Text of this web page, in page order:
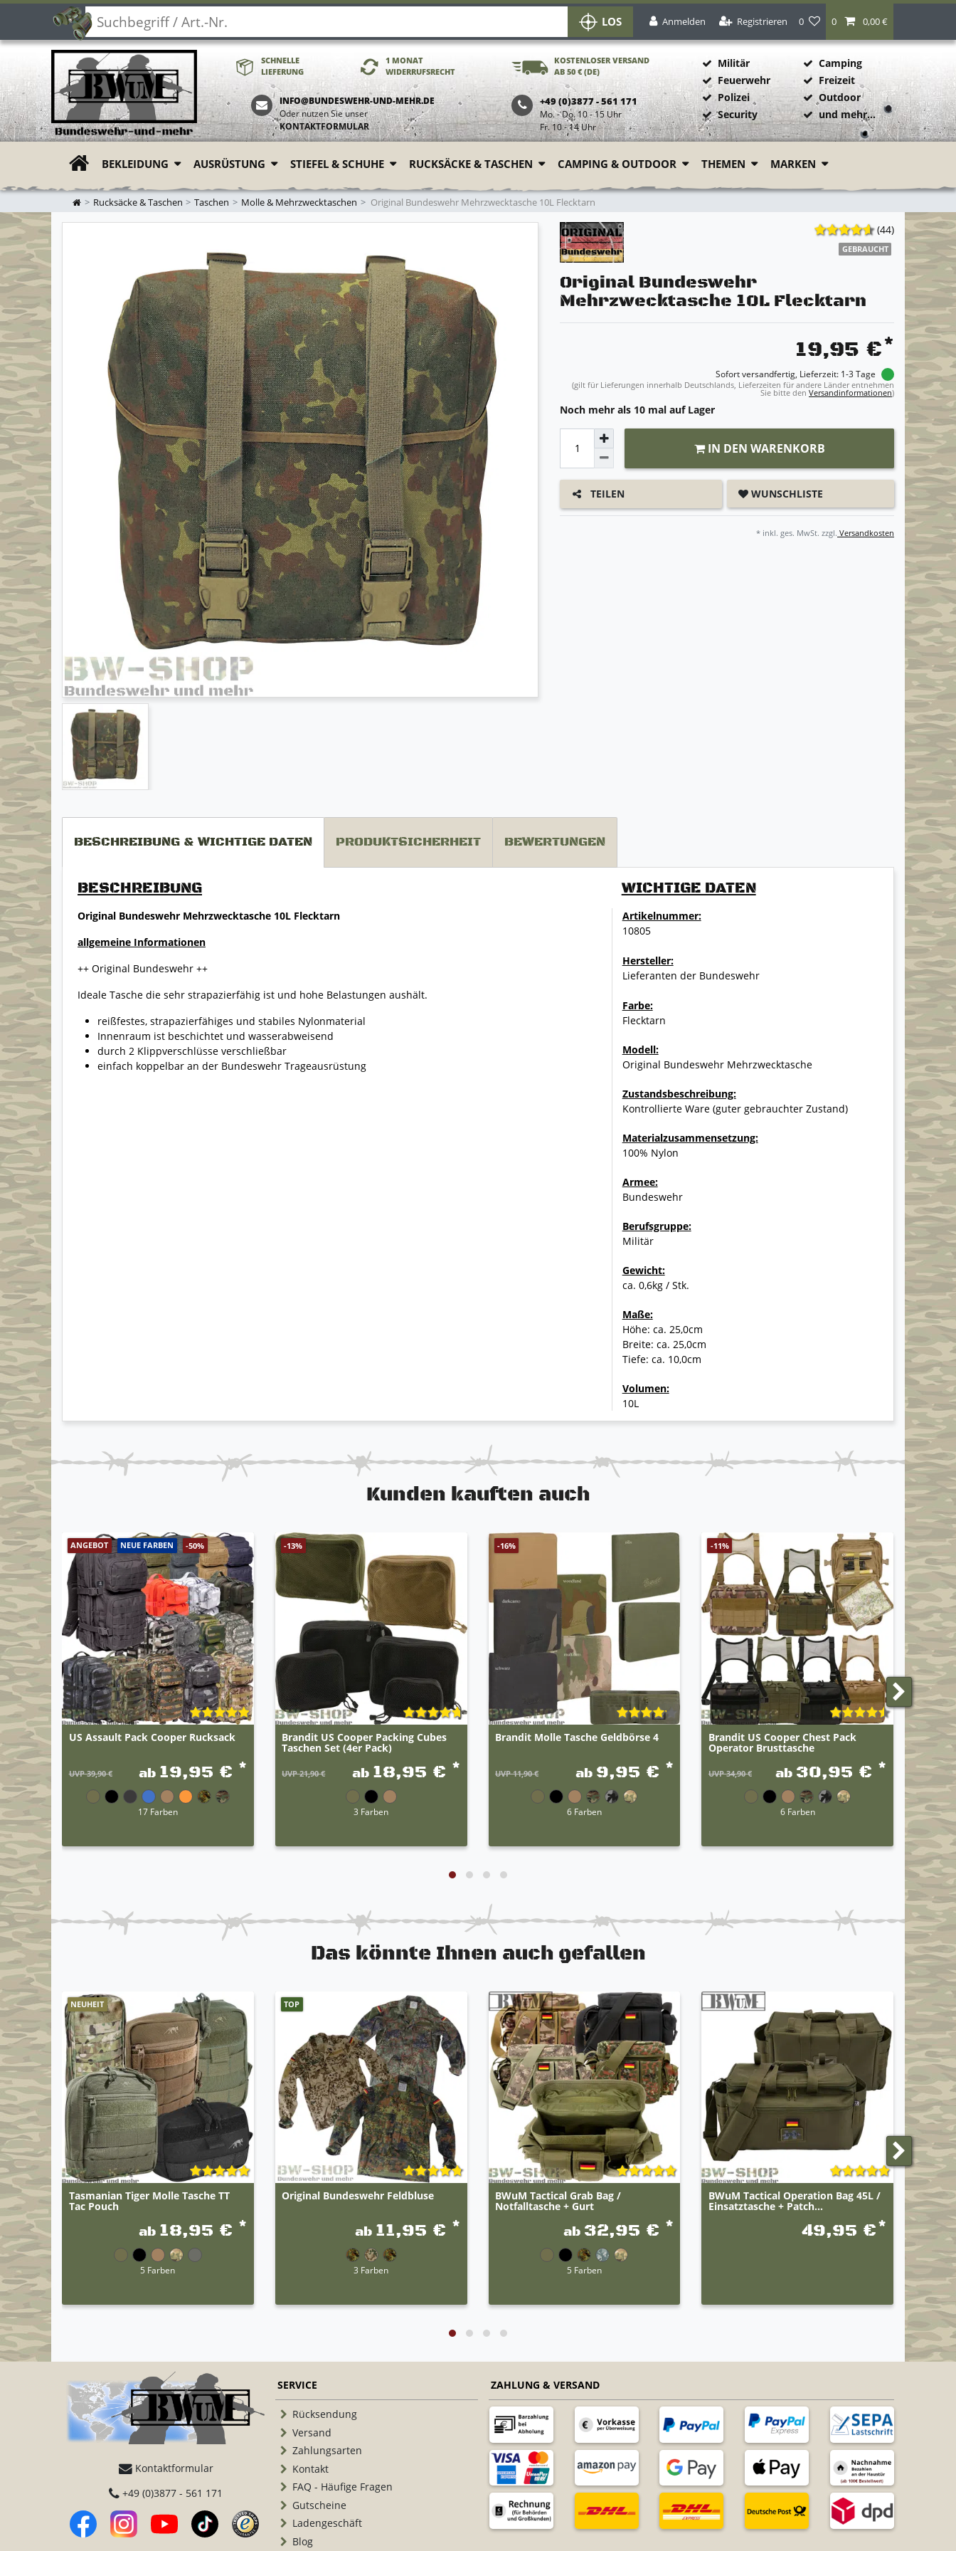
LOS Anmelden Registrieren 0 0 0,00 €
SCHNELLE
LIEFERUNG
1 MONAT
WIDERRUFSRECHT
KOSTENLOSER VERSAND
AB 50 € (DE)
INFO@BUNDESWEHR-UND-MEHR.DE
Oder nutzen Sie unser
KONTAKTFORMULAR
+49 (0)3877 - 561 171
Mo. - Do. 10 - 15 Uhr
Fr. 10 - 14 Uhr
Militär
Feuerwehr
Polizei
Security
Camping
Freizeit
Outdoor
und mehr...
ZUR STARTSEITE
BEKLEIDUNG AUSRÜSTUNG STIEFEL & SCHUHE RUCKSÄCKE & TASCHEN CAMPING & OUTDOOR THEMEN MARKEN
Rucksäcke & Taschen Taschen Molle & Mehrzwecktaschen Original Bundeswehr Mehrzwecktasche 10L Flecktarn
(44)
GEBRAUCHT
Original Bundeswehr
Mehrzwecktasche 10L Flecktarn
19,95 €*
Sofort versandfertig, Lieferzeit: 1-3 Tage
(gilt für Lieferungen innerhalb Deutschlands, Lieferzeiten für andere Länder entnehmen
Sie bitte den Versandinformationen)
Noch mehr als 10 mal auf Lager
IN DEN WARENKORB
TEILEN WUNSCHLISTE
* inkl. ges. MwSt. zzgl. Versandkosten
BESCHREIBUNG & WICHTIGE DATEN PRODUKTSICHERHEIT BEWERTUNGEN
BESCHREIBUNG
Original Bundeswehr Mehrzwecktasche 10L Flecktarn
allgemeine Informationen
++ Original Bundeswehr ++
Ideale Tasche die sehr strapazierfähig ist und hohe Belastungen aushält.
reißfestes, strapazierfähiges und stabiles Nylonmaterial
Innenraum ist beschichtet und wasserabweisend
durch 2 Klippverschlüsse verschließbar
einfach koppelbar an der Bundeswehr Trageausrüstung
WICHTIGE DATEN
Artikelnummer:
10805
Hersteller:
Lieferanten der Bundeswehr
Farbe:
Flecktarn
Modell:
Original Bundeswehr Mehrzwecktasche
Zustandsbeschreibung:
Kontrollierte Ware (guter gebrauchter Zustand)
Materialzusammensetzung:
100% Nylon
Armee:
Bundeswehr
Berufsgruppe:
Militär
Gewicht:
ca. 0,6kg / Stk.
Maße:
Höhe: ca. 25,0cm
Breite: ca. 25,0cm
Tiefe: ca. 10,0cm
Volumen:
10L
Kunden kauften auch
ANGEBOT NEUE FARBEN -50%
US Assault Pack Cooper Rucksack
UVP 39,90 € ab 19,95 € *
17 Farben
-13%
Brandit US Cooper Packing Cubes
Taschen Set (4er Pack)
UVP 21,90 € ab 18,95 € *
3 Farben
-16%
Brandit Molle Tasche Geldbörse 4
UVP 11,90 € ab 9,95 € *
6 Farben
-11%
Brandit US Cooper Chest Pack
Operator Brusttasche
UVP 34,90 € ab 30,95 € *
6 Farben
Army
(2er
UVP
Das könnte Ihnen auch gefallen
NEUHEIT
Tasmanian Tiger Molle Tasche TT
Tac Pouch
ab 18,95 € *
5 Farben
TOP
Original Bundeswehr Feldbluse
ab 11,95 € *
3 Farben
BWuM Tactical Grab Bag /
Notfalltasche + Gurt
ab 32,95 € *
5 Farben
BWuM Tactical Operation Bag 45L /
Einsatztasche + Patch...
49,95 €*
Kontaktformular
+49 (0)3877 - 561 171
SERVICE
Rücksendung
Versand
Zahlungsarten
Kontakt
FAQ - Häufige Fragen
Gutscheine
Ladengeschäft
Blog
ZAHLUNG & VERSAND